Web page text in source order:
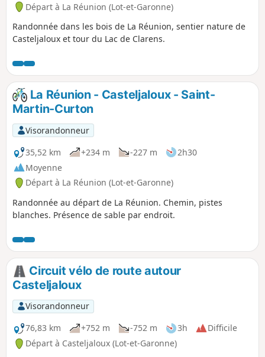
Départ à La Réunion (Lot-et-Garonne)
Randonnée dans les bois de La Réunion, sentier nature de
Casteljaloux et tour du Lac de Clarens.
La Réunion - Casteljaloux - Saint-
Martin-Curton
Visorandonneur
35,52 km
+234 m -227 m
2h30
Moyenne
Départ à La Réunion (Lot-et-Garonne)
Randonnée au départ de La Réunion. Chemin, pistes
blanches. Présence de sable par endroit.
Circuit vélo de route autour
Casteljaloux
Visorandonneur
76,83 km
+752 m -752 m 3h
Difficile
Départ à Casteljaloux (Lot-et-Garonne)